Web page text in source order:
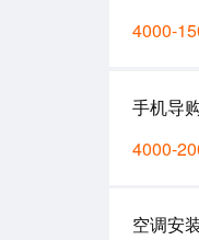
4000-
手机导
4000-
空调安